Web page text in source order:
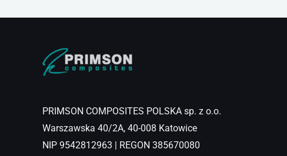
PRIMSON COMPOSITES POLSKA sp. z o.o.
Warszawska 40/2A, 40-008 Katowice
NIP 9542812963 | REGON 385670080